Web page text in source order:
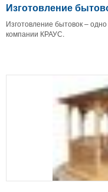
Изготовление
Изготовление бытовок –
компании КРАУС.